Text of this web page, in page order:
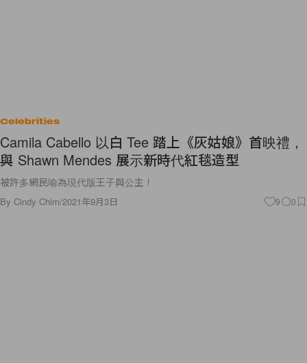
Celebrities
Camila Cabello 以白 Tee 踏上《灰姑娘》首映禮，
與 Shawn Mendes 展示新時代紅毯造型
被許多網民喻為現代版王子與公主！
By Cindy Chim/2021年9月3日 9 0